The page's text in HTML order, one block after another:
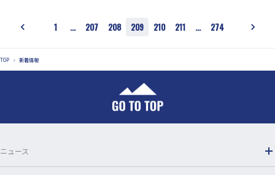
1 … 207 208 209 210 211 … 274
TOP › 新着情報
ニュース